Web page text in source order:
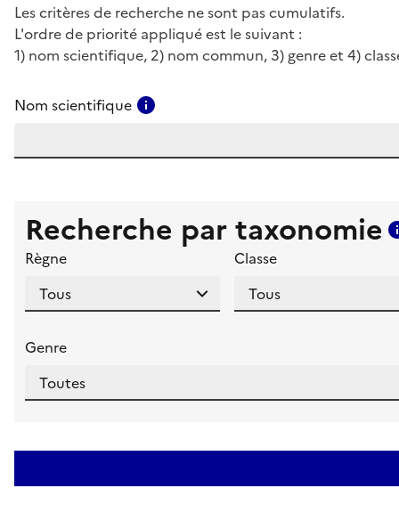
Les critères de recherche ne sont pas cumulatifs.
L'ordre de priorité appliqué est le suivant :
1) nom scientifique, 2) nom commun, 3) genre et 4)
Nom scientifique
Recherche par taxonomie
Règne Classe
Genre